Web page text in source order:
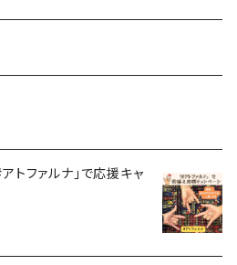
トファルナ」で応援キャ